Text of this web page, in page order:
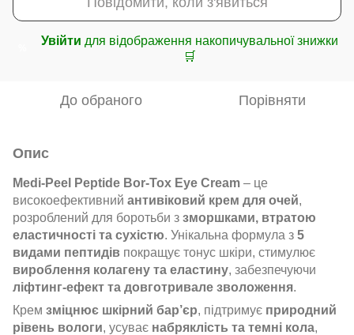
Увійти для відображення накопичувальної знижки
🛒
До обраного Порівняти
Опис
Medi-Peel Peptide Bor-Tox Eye Cream – це
високоефективний антивіковий крем для очей,
розроблений для боротьби з зморшками, втратою
еластичності та сухістю. Унікальна формула з 5
видами пептидів покращує тонус шкіри, стимулює
вироблення колагену та еластину, забезпечуючи
ліфтинг-ефект та довготривале зволоження.
Крем зміцнює шкірний бар’єр, підтримує природний
рівень вологи, усуває набряклість та темні кола,